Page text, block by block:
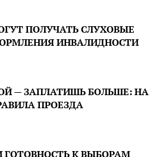
ПОЛУЧАТЬ СЛУХОВЫЕ
ИНВАЛИДНОСТИ
— ЗАПЛАТИШЬ БОЛЬШЕ: НА
ПРОЕЗДА
ГОТОВНОСТЬ К ВЫБОРАМ